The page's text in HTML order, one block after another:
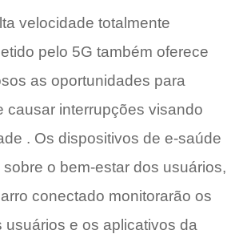
velocidade totalmente
pelo 5G também oferece
as oportunidades para
causar interrupções visando
. Os dispositivos de e-saúde
o bem-estar dos usuários,
conectado monitorarão os
usuários e os aplicativos da